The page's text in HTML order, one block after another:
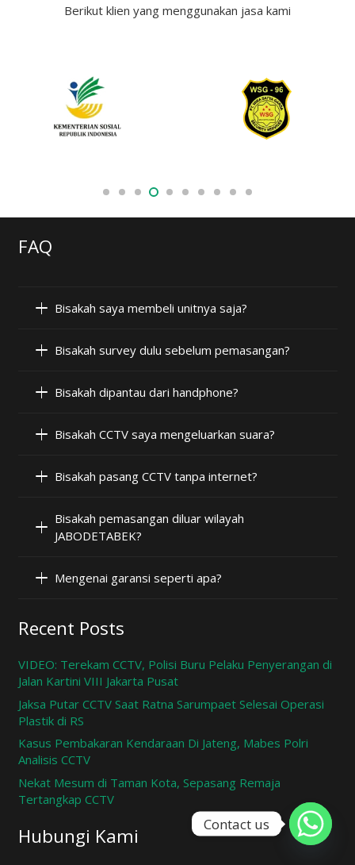
Berikut klien yang menggunakan jasa kami
FAQ
Bisakah saya membeli unitnya saja?
Bisakah survey dulu sebelum pemasangan?
Bisakah dipantau dari handphone?
Bisakah CCTV saya mengeluarkan suara?
Bisakah pasang CCTV tanpa internet?
Bisakah pemasangan diluar wilayah
JABODETABEK?
Mengenai garansi seperti apa?
Recent Posts
VIDEO: Terekam CCTV, Polisi Buru Pelaku Penyerangan di
Jalan Kartini VIII Jakarta Pusat
Jaksa Putar CCTV Saat Ratna Sarumpaet Selesai Operasi
Plastik di RS
Kasus Pembakaran Kendaraan Di Jateng, Mabes Polri
Analisis CCTV
Nekat Mesum di Taman Kota, Sepasang Remaja
Tertangkap CCTV
Hubungi Kami
Contact us